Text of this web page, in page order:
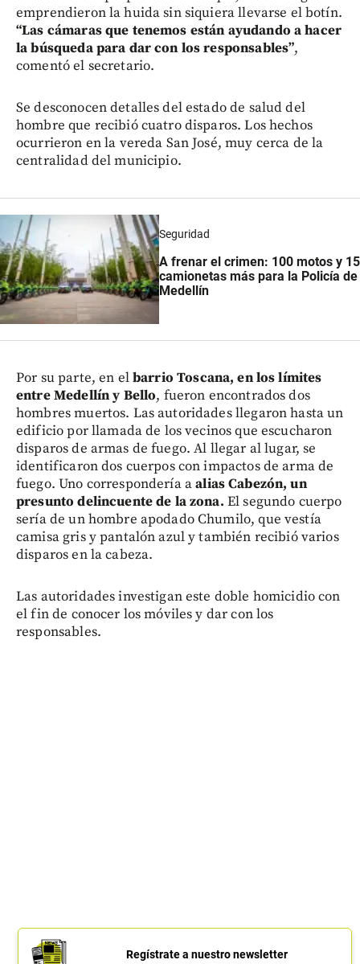
emprendieron la huida sin siquiera llevarse el botín.
“Las cámaras que tenemos están ayudando a hacer
la búsqueda para dar con los responsables”,
comentó el secretario.
Se desconocen detalles del estado de salud del
hombre que recibió cuatro disparos. Los hechos
ocurrieron en la vereda San José, muy cerca de la
centralidad del municipio.
Seguridad
A frenar el crimen: 100 motos y 15
camionetas más para la Policía de
Medellín
Por su parte, en elbarrio Toscana, en los límites
entre Medellín y Bello, fueron encontrados dos
hombres muertos. Las autoridades llegaron hasta un
edificio por llamada de los vecinos que escucharon
disparos de armas de fuego. Al llegar al lugar, se
identificaron dos cuerpos con impactos de arma de
fuego. Uno correspondería aalias Cabezón, un
presunto delincuente de la zona. El segundo cuerpo
sería de un hombre apodado Chumilo, que vestía
camisa gris y pantalón azul y también recibió varios
disparos en la cabeza.
Las autoridades investigan este doble homicidio con
el fin de conocer los móviles y dar con los
responsables.
Regístrate a nuestro newsletter